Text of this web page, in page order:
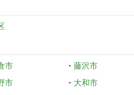
市 ・ 藤沢市
市 ・ 大和市